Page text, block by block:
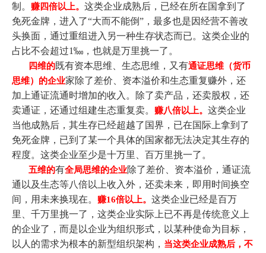
制。 赚四倍以上。 这类企业成熟后，已经在所在国拿到了
免死金牌，进入了“大而不能倒”，最多也是因经营不善改
头换面，通过重组进入另一种生存状态而已。这类企业的
占比不会超过1‱，也就是万里挑一了。
四维的既有资本思维、生态思维，又有通证思维（货币
思维）的企业家除了差价、资本溢价和生态重复赚外，还
加上通证流通时增加的收入。除了卖产品，还卖股权，还
卖通证，还通过组建生态重复卖。 赚八倍以上。 这类企业
当他成熟后，其生存已经超越了国界，已在国际上拿到了
免死金牌，已到了某一个具体的国家都无法决定其生存的
程度。这类企业至少是十万里、百万里挑一了。
五维的有全局思维的企业除了差价、资本溢价，通证流
通以及生态等八倍以上收入外，还卖未来，即用时间换空
间，用未来换现在。 赚16倍以上。 这类企业已经是百万
里、千万里挑一了，这类企业实际上已不再是传统意义上
的企业了，而是以企业为组织形式，以某种使命为目标，
以人的需求为根本的新型组织架构， 当这类企业成熟后，不